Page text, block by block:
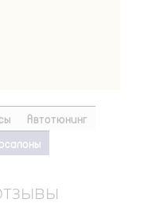
Автотюнинг